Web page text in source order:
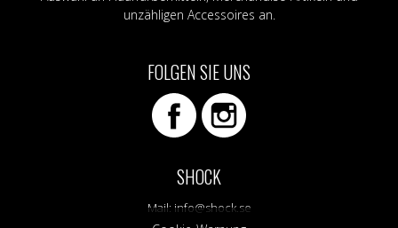
unzähligen Accessoires an.
FOLGEN SIE UNS
SHOCK
Mail: info@shock.se